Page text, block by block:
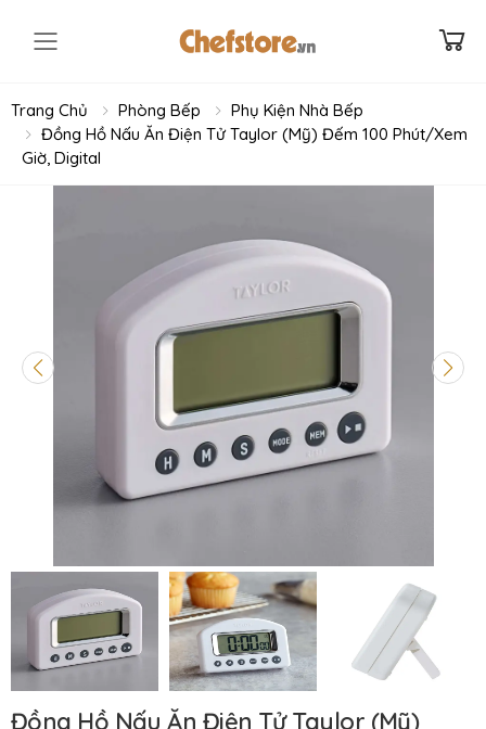
Toggle mobile menu
Trang Chủ Phòng Bếp
Phụ Kiện Nhà Bếp
Đồng Hồ Nấu Ăn Điện Tử Taylor (Mỹ) Đếm 100 Phút/Xem
Giờ, Digital
Đồng Hồ Nấu Ăn Điện Tử Taylor (Mỹ)